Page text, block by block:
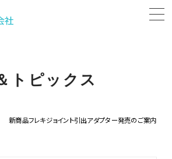
トピックス
新商品フレキジョイント引出アダプター発売のご案内